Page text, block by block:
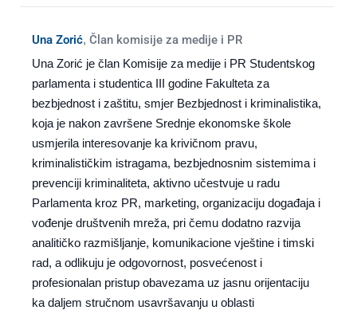
Una Zorić, Član komisije za medije i PR
Una Zorić je član Komisije za medije i PR Studentskog
parlamenta i studentica III godine Fakulteta za
bezbjednost i zaštitu, smjer Bezbjednost i kriminalistika,
koja je nakon završene Srednje ekonomske škole
usmjerila interesovanje ka krivičnom pravu,
kriminalističkim istragama, bezbjednosnim sistemima i
prevenciji kriminaliteta, aktivno učestvuje u radu
Parlamenta kroz PR, marketing, organizaciju događaja i
vođenje društvenih mreža, pri čemu dodatno razvija
analitičko razmišljanje, komunikacione vještine i timski
rad, a odlikuju je odgovornost, posvećenost i
profesionalan pristup obavezama uz jasnu orijentaciju
ka daljem stručnom usavršavanju u oblasti